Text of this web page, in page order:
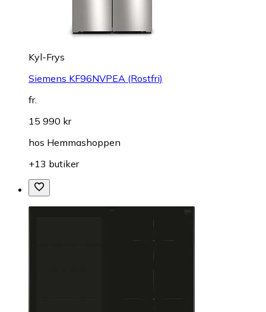
Kyl-Frys
Siemens KF96NVPEA (Rostfri)
fr.
15 990 kr
hos Hemmashoppen
+13 butiker